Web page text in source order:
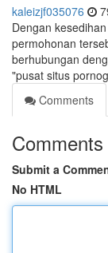
kaleizjf035076
Dengan
permohonan
berhubungan
"pusat situs
Comments
Comments
Submit a
No HTML